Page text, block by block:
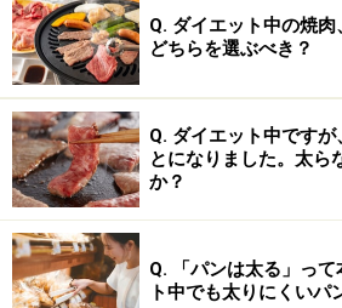
のパンや、油脂の多いマヨネーズ
すすめできません。1つの商品だけ
なるものもあります。
エネルギーや栄養価を整えた機能
とも良いでしょう。日常的に利用で
に活用して、毎日負担なく続けら
いくことが、太りにくい体質づくり
Q. ダイエット中の焼
どちらを選ぶべき？
Q. ダイエット中です
とになりました。太ら
か？
Q. 「パンは太る」っ
ト中でも太りにくいパ